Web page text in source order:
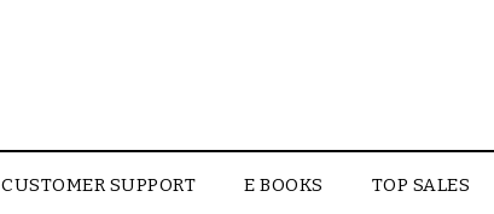
CUSTOMER SUPPORT E BOOKS TOP SALES